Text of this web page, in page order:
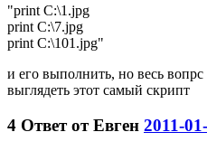
"print C:\1.jpg
print C:\7.jpg
print C:\101.jpg"
и его выполнить, но весь
выглядеть этот самый скрипт
4 Ответ отЕвген 2011-